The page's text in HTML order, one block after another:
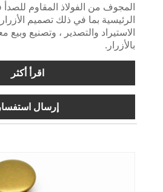
المجوف من الفولاذ المقاوم
الرئيسية بما في ذلك تصميم الأزرار
الاستيراد والتصدير ، وتصنيع وبيع
بالأزرار.
اقرأ أكثر
إرسال